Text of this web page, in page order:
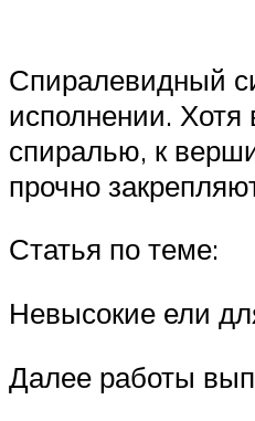
Спиралевидный
исполнении. Хотя
спиралью, к
прочно
Статья по теме:
Невысокие ели
Далее работы